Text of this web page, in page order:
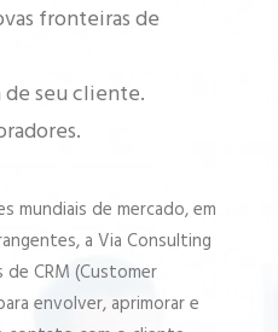
fronteiras de
seu cliente.
mundiais de mercado, em
a Via Consulting
CRM (Customer
envolver, aprimorar e